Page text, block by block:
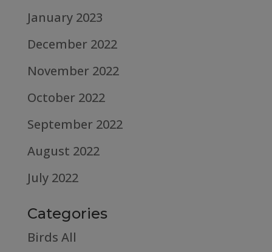
January 2023
December 2022
November 2022
October 2022
September 2022
August 2022
July 2022
Categories
Birds All